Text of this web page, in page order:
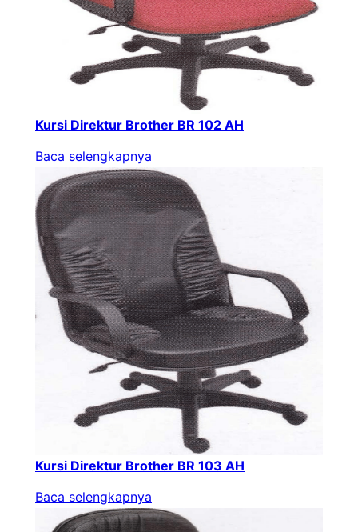
Kursi Direktur Brother BR 102 AH
Baca selengkapnya
Kursi Direktur Brother BR 103 AH
Baca selengkapnya